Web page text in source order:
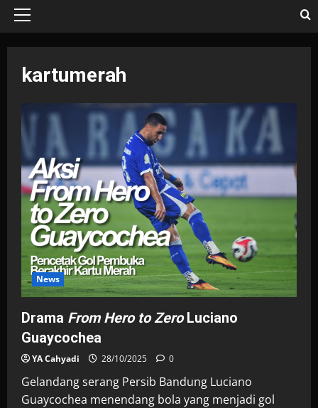
Primary
kartumerah
News
Drama From Hero to ZeroLuciano
Guaycochea
YA Cahyadi 28/10/2025 0
Gelandang serang Persib Bandung Luciano
Guaycochea menendang bola yang menjadi gol